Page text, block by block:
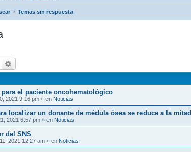
Temas sin respuesta
Buscar
el paciente oncohematológico
2021 9:16 pm » en Noticias
localizar un donante de médula ósea se reduce a la mitad
2021 6:57 pm » en Noticias
del SNS
2021 12:27 am » en Noticias